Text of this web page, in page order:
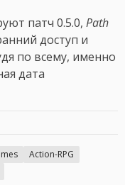
патч 0.5.0, Path
доступ и
по всему, именно
дата
Action-RPG